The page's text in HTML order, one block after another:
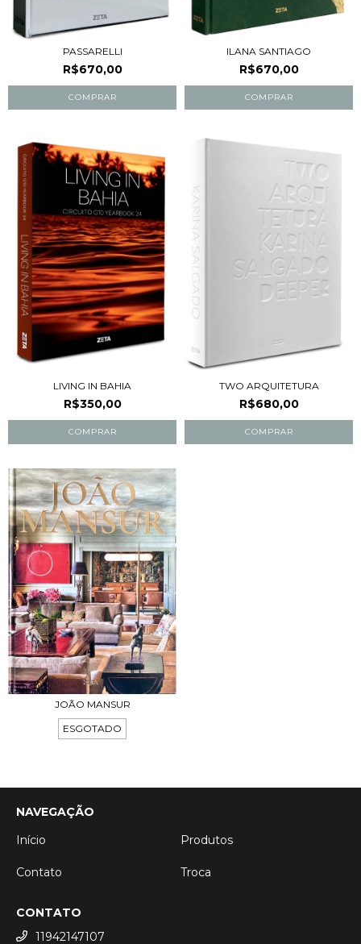
PASSARELLI
R$670,00
ILANA SANTIAGO
R$670,00
LIVING IN BAHIA
R$350,00
TWO ARQUITETURA
R$680,00
JOÃO MANSUR
ESGOTADO
NAVEGAÇÃO
Início
Produtos
Contato Troca
CONTATO
11942147107